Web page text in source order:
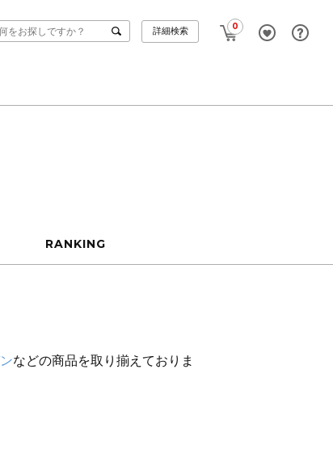
0
詳細検索
RANKING
などの商品を取り揃えておりま